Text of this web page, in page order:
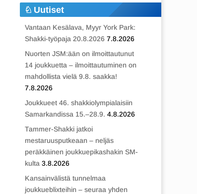
Uutiset
Vantaan Kesälava, Myyr York Park:
Shakki-työpaja 20.8.2026 7.8.2026
Nuorten JSM:ään on ilmoittautunut
14 joukkuetta – ilmoittautuminen on
mahdollista vielä 9.8. saakka!
7.8.2026
Joukkueet 46. shakkiolympialaisiin
Samarkandissa 15.–28.9. 4.8.2026
Tammer-Shakki jatkoi
mestaruusputkeaan – neljäs
peräkkäinen joukkuepikashakin SM-
kulta 3.8.2026
Kansainvälistä tunnelmaa
joukkueblixteihin – seuraa yhden